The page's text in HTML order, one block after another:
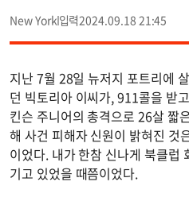
New York 2024.09.18 21:45
지난 7월 28일 뉴저지 포트리에
던 빅토리아 이씨가, 911콜을 받
킨슨 주니어의 총격으로 26살 짧
해 사건 피해자 신원이 밝혀진 것
이었다. 내가 한참 신나게 북클럽
기고 있었을 때쯤이었다.